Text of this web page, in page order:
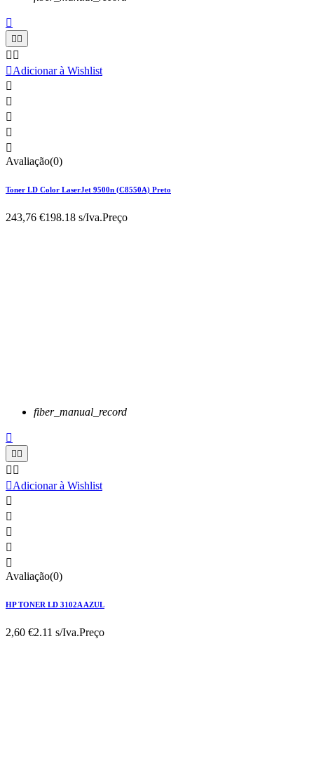

 
 
Adicionar à Wishlist





Avaliação(0)
Toner LD Color LaserJet 9500n (C8550A) Preto
243,76 €198.18 s/Iva.Preço
fiber_manual_record

 
 
Adicionar à Wishlist





Avaliação(0)
HP TONER LD 3102A AZUL
2,60 €2.11 s/Iva.Preço